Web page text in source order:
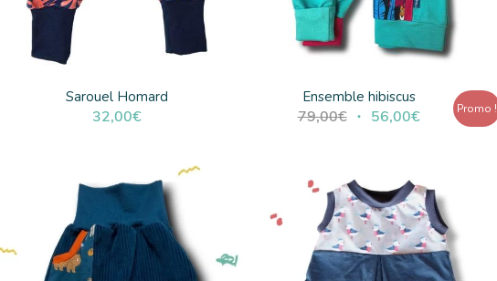
Sarouel Homard
32,00€
Ensemble hibiscus
79,00€ Le
était :
79,00€.
56,00€Le
est :
56,00€.
Promo !